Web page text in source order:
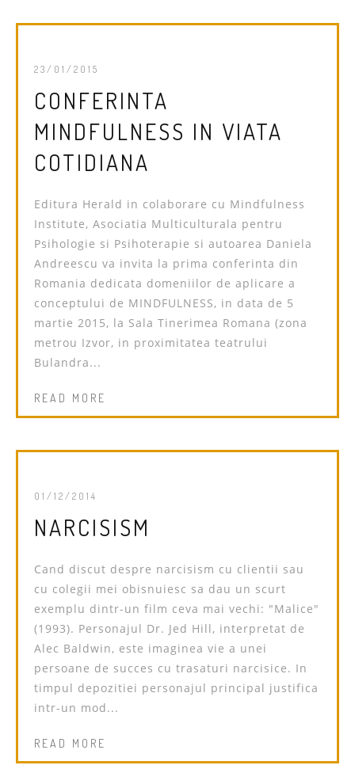
23/01/2015
CONFERINTA
MINDFULNESS IN VIATA
COTIDIANA
Editura Herald in colaborare cu Mindfulness
Institute, Asociatia Multiculturala pentru
Psihologie si Psihoterapie si autoarea Daniela
Andreescu va invita la prima conferinta din
Romania dedicata domeniilor de aplicare a
conceptului de MINDFULNESS, in data de 5
martie 2015, la Sala Tinerimea Romana (zona
metrou Izvor, in proximitatea teatrului
Bulandra...
READ MORE
01/12/2014
NARCISISM
Cand discut despre narcisism cu clientii sau
cu colegii mei obisnuiesc sa dau un scurt
exemplu dintr-un film ceva mai vechi: "Malice"
(1993). Personajul Dr. Jed Hill, interpretat de
Alec Baldwin, este imaginea vie a unei
persoane de succes cu trasaturi narcisice. In
timpul depozitiei personajul principal justifica
intr-un mod...
READ MORE